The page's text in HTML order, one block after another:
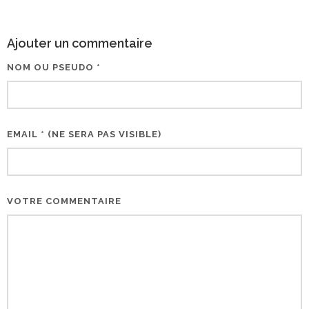
Ajouter un commentaire
NOM OU PSEUDO *
EMAIL * (NE SERA PAS VISIBLE)
VOTRE COMMENTAIRE